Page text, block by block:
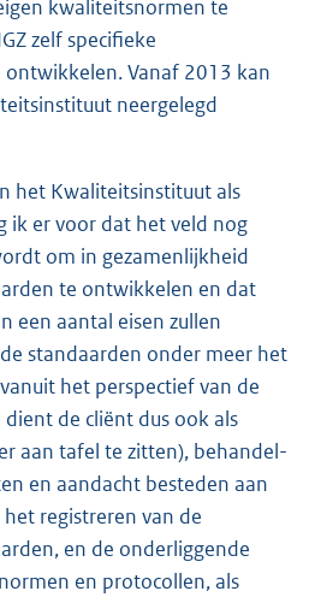
kwaliteitsnormen te
zelf specifieke
Vanaf 2013 kan
neergelegd
het Kwaliteitsinstituut als
ik er voor dat het veld nog
om in gezamenlijkheid
te ontwikkelen en dat
een aantal eisen zullen
standaarden onder meer het
het perspectief van de
de cliënt dus ook als
aan tafel te zitten), behandel-
en aandacht besteden aan
registreren van de
en de onderliggende
en protocollen, als